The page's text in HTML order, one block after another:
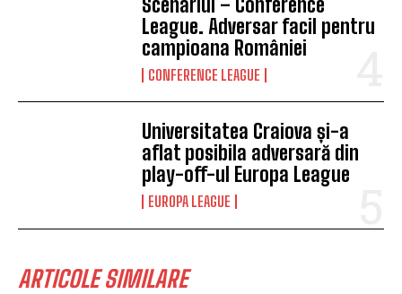
Scenariul – Conference
League. Adversar facil pentru
campioana României
CONFERENCE LEAGUE
Universitatea Craiova și-a
aflat posibila adversară din
play-off-ul Europa League
EUROPA LEAGUE
ARTICOLE SIMILARE